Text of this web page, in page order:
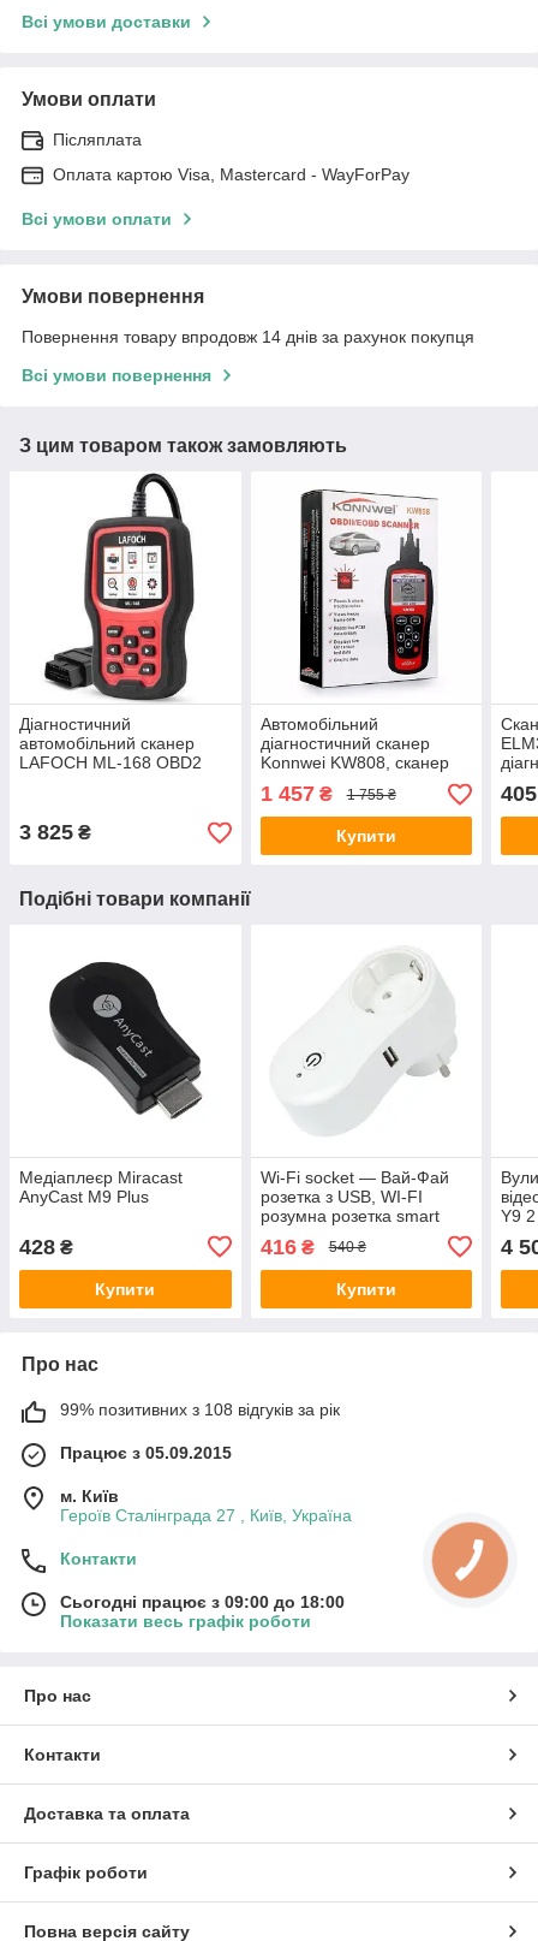
Всі умови доставки
Умови оплати
Післяплата
Оплата картою Visa, Mastercard - WayForPay
Всі умови оплати
Умови повернення
Повернення товару впродовж 14 днів за рахунок покупця
Всі умови повернення
З цим товаром також замовляють
Діагностичний
автомобільний сканер
LAFOCH ML-168 OBD2
3 825 ₴
Автомобільний
діагностичний сканер
Konnwei KW808, сканер
1 457₴ 1 755 ₴
Купити
405
Подібні товари компанії
Медіаплеєр Miracast
AnyCast M9 Plus
428 ₴
Купити
Wi-Fi socket — Вай-Фай
розетка з USB, WI-FI
розумна розетка smart
416₴ 540 ₴
Купити
Y9
4
Про нас
99% позитивних з 108 відгуків за рік
Працює з 05.09.2015
м. Київ
Героїв Сталінграда 27 , Київ, Україна
Контакти
Сьогодні працює з 09:00 до 18:00
Показати весь графік роботи
Про нас
Контакти
Доставка та оплата
Графік роботи
Повна версія сайту